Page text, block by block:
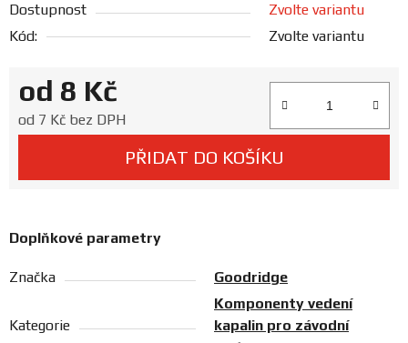
Ceníky
a
Dostupnost
Zvolte variantu
Kód:
Zvolte variantu
od 8 Kč
od 7 Kč bez DPH
PŘIDAT DO KOŠÍKU
Doplňkové parametry
Značka Goodridge
Kategorie
Komponenty vedení
kapalin pro závodní